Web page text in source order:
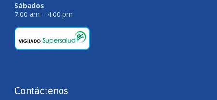
Sábados
7:00 am – 4:00 pm
Contáctenos